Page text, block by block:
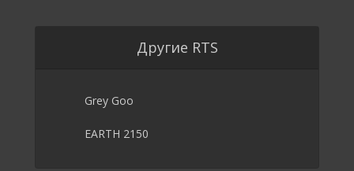
Другие RTS
Grey Goo
EARTH 2150